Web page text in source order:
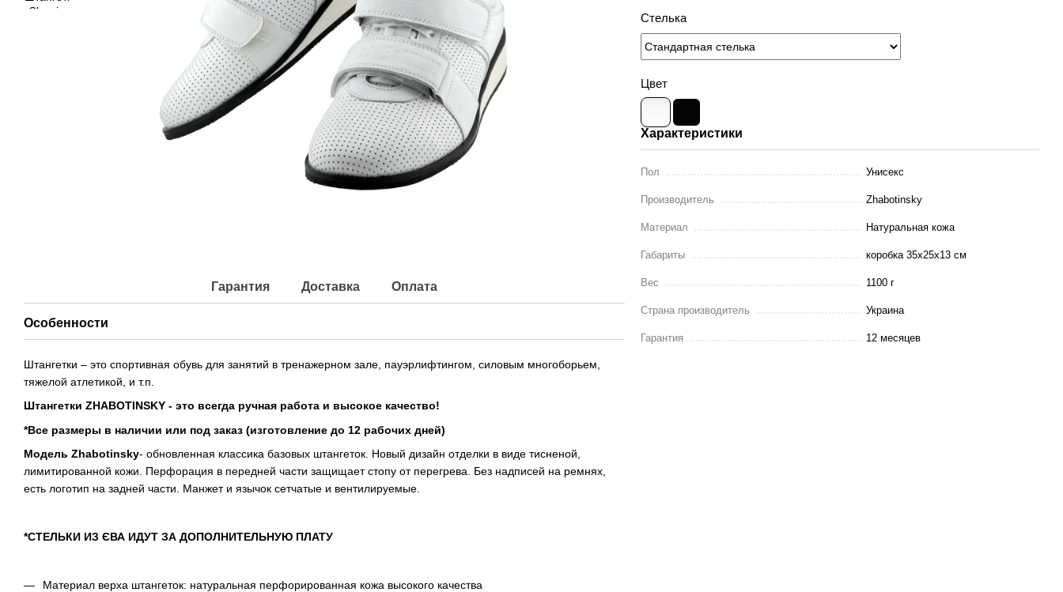
Гарантия Доставка Оплата
Особенности
Штангетки – это спортивная обувь для занятий в тренажерном зале, пауэрлифтингом, силовым многоборьем,
тяжелой атлетикой, и т.п.
Штангетки ZHABOTINSKY - это всегда ручная работа и высокое качество!
*Все размеры в наличии или под заказ (изготовление до 12 рабочих дней)
Модель Zhabotinsky- обновленная классика базовых штангеток. Новый дизайн отделки в виде тисненой,
лимитированной кожи. Перфорация в передней части защищает стопу от перегрева. Без надписей на ремнях,
есть логотип на задней части. Манжет и язычок сетчатые и вентилируемые.
*СТЕЛЬКИ ИЗ ЄВА ИДУТ ЗА ДОПОЛНИТЕЛЬНУЮ ПЛАТУ
Материал верха штангеток: натуральная перфорированная кожа высокого качества
Cтелька
Цвет
Характеристики
Пол Унисекс
Производитель Zhabotinsky
Материал Натуральная кожа
Габариты коробка 35х25х13 см
Вес 1100 г
Страна производитель Украина
Гарантия 12 месяцев